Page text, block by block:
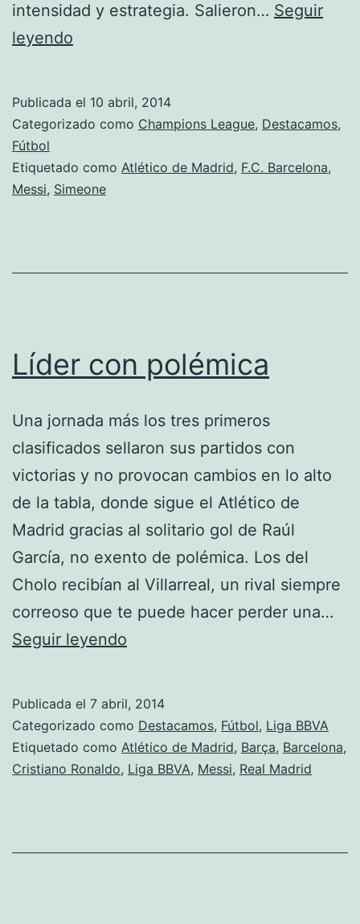
intensidad y estrategia. Salieron… Seguir
leyendo
Publicada el 10 abril, 2014
Categorizado como Champions League, Destacamos,
Fútbol
Etiquetado como Atlético de Madrid, F.C. Barcelona,
Messi, Simeone
Líder con polémica
Una jornada más los tres primeros
clasificados sellaron sus partidos con
victorias y no provocan cambios en lo alto
de la tabla, donde sigue el Atlético de
Madrid gracias al solitario gol de Raúl
García, no exento de polémica. Los del
Cholo recibían al Villarreal, un rival siempre
correoso que te puede hacer perder una…
Seguir leyendo
Publicada el 7 abril, 2014
Categorizado como Destacamos, Fútbol, Liga BBVA
Etiquetado como Atlético de Madrid, Barça, Barcelona,
Cristiano Ronaldo, Liga BBVA, Messi, Real Madrid